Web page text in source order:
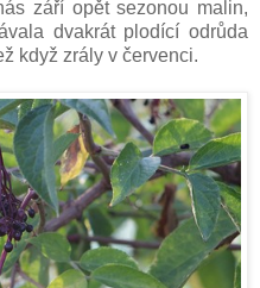
září opět sezonou malin,
dvakrát plodící odrůda
když zrály v červenci.